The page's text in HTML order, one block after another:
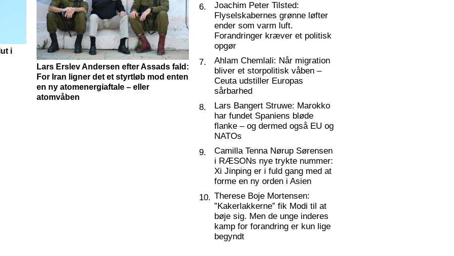
i
Lars Erslev Andersen efter Assads fald:
For Iran ligner det et styrtløb mod enten
en ny atomenergiaftale – eller
atomvåben
6.
Joachim Peter Tilsted:
Flyselskabernes grønne løfter
ender som varm luft.
Forandringer kræver et politisk
opgør
7.
Ahlam Chemlali: Når migration
bliver et storpolitisk våben –
Ceuta udstiller Europas
sårbarhed
8.
Lars Bangert Struwe: Marokko
har fundet Spaniens bløde
flanke – og dermed også EU og
NATOs
9.
Camilla Tenna Nørup Sørensen
i RÆSONs nye trykte nummer:
Xi Jinping er i fuld gang med at
forme en ny orden i Asien
10. Therese Boje Mortensen:
”Kakerlakkerne” fik Modi til at
bøje sig. Men de unge inderes
kamp for forandring er kun lige
begyndt